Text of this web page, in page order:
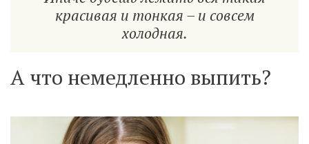
красивая и тонкая – и совсем
холодная.
А что немедленно выпить?